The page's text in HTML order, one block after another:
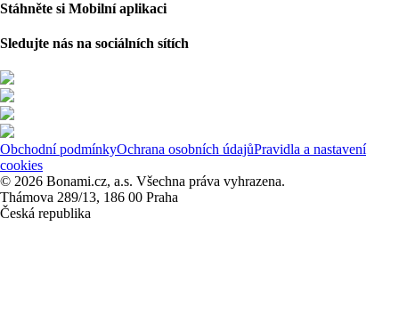
Stáhněte si Mobilní aplikaci
Sledujte nás na sociálních sítích
Obchodní podmínkyOchrana osobních údajůPravidla a nastavení
cookies
© 2026 Bonami.cz, a.s. Všechna práva vyhrazena.
Thámova 289/13, 186 00 Praha
Česká republika